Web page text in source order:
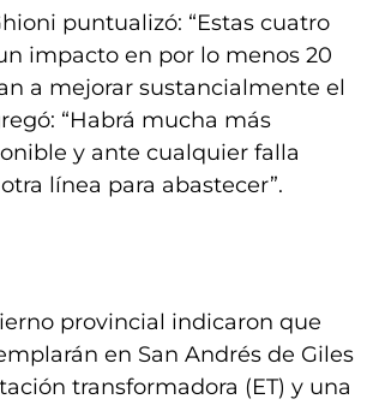
puntualizó: “Estas cuatro
impacto en por lo menos 20
a mejorar sustancialmente el
“Habrá mucha más
y ante cualquier falla
línea para abastecer”.
provincial indicaron que
en San Andrés de Giles
transformadora (ET) y una